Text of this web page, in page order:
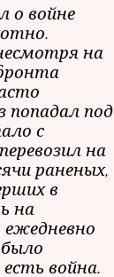
о войне
на
попадал под
с
на
раненых,
в
на
война.